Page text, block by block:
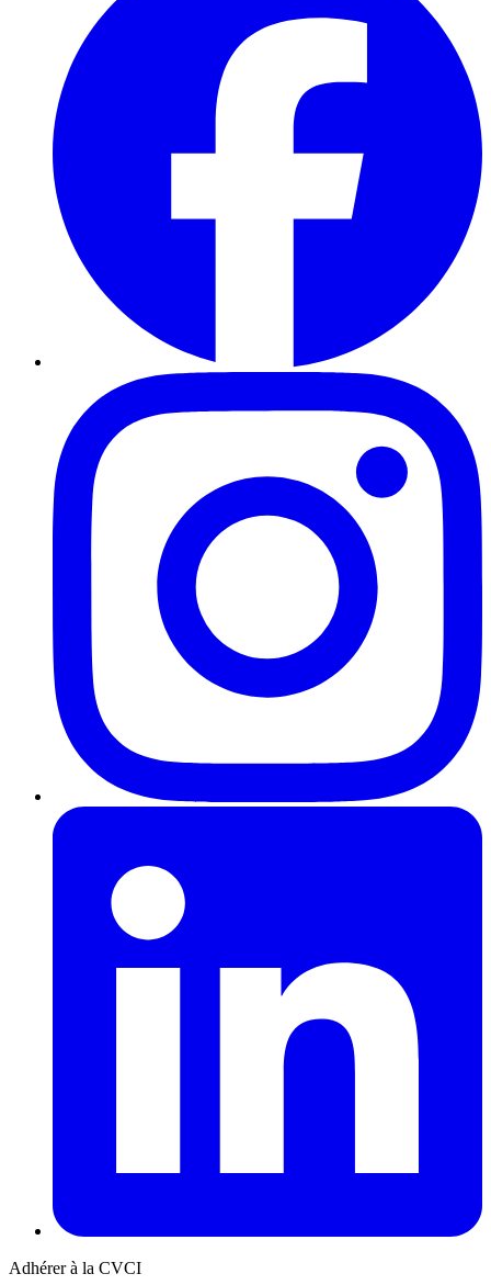
Adhérer à la CVCI